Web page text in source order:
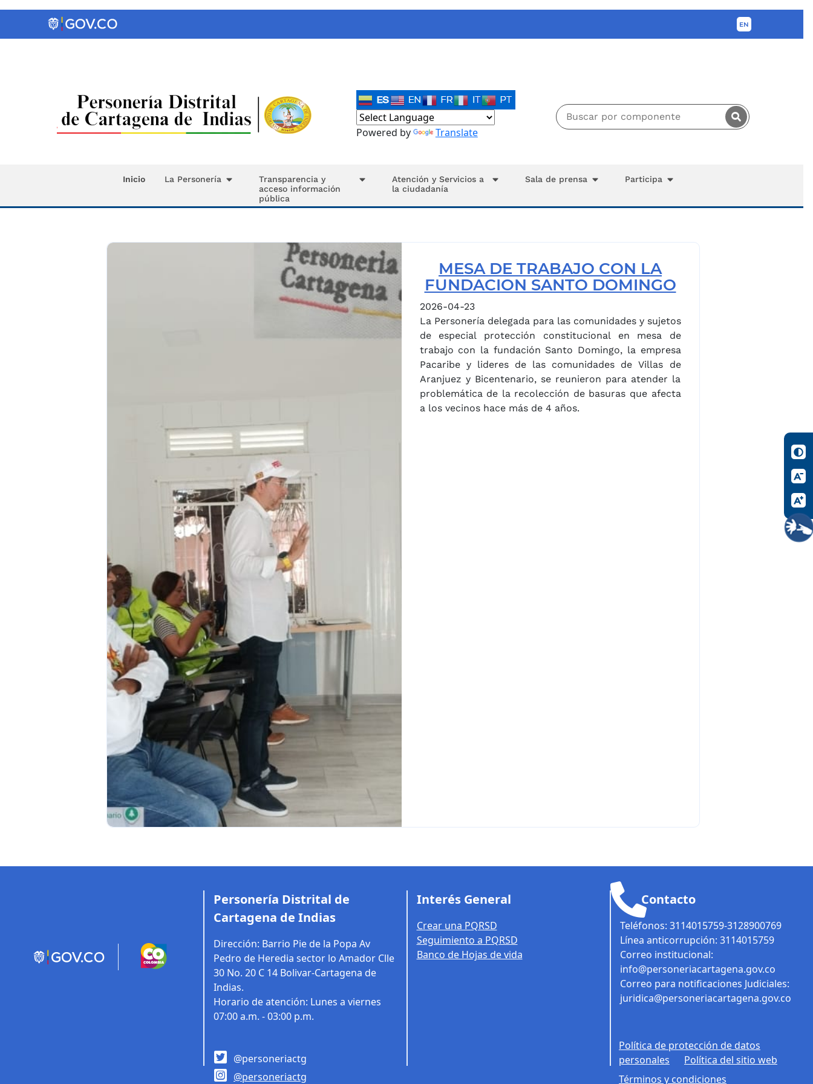
Powered by Translate
Inicio La Personería
Transparencia y
acceso información
pública
Atención y Servicios a
la ciudadanía
Sala de prensa Participa
MESA DE TRABAJO CON LA
FUNDACION SANTO DOMINGO
2026-04-23
La Personería delegada para las comunidades y sujetos
de especial protección constitucional en mesa de
trabajo con la fundación Santo Domingo, la empresa
Pacaribe y lideres de las comunidades de Villas de
Aranjuez y Bicentenario, se reunieron para atender la
problemática de la recolección de basuras que afecta
a los vecinos hace más de 4 años.
Personería Distrital de
Cartagena de Indias
Dirección: Barrio Pie de la Popa Av
Pedro de Heredia sector lo Amador Clle
30 No. 20 C 14 Bolivar-Cartagena de
Indias.
Horario de atención: Lunes a viernes
07:00 a.m. - 03:00 p.m.
@personeriactg
@personeriactg
Interés General
Crear una PQRSD
Seguimiento a PQRSD
Banco de Hojas de vida
Contacto
Teléfonos: 3114015759-3128900769
Línea anticorrupción: 3114015759
Correo institucional:
info@personeriacartagena.gov.co
Correo para notificaciones Judiciales:
juridica@personeriacartagena.gov.co
Política de protección de datos
personales
Política del sitio web
Términos y condiciones